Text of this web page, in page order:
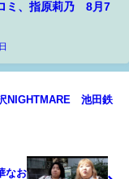
ミ、指原莉乃 8月7
NIGHTMARE 池田鉄
なお